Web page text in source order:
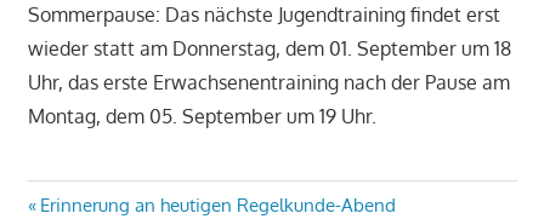
Sommerpause: Das nächste Jugendtraining findet erst
wieder statt am Donnerstag, dem 01. September um 18
Uhr, das erste Erwachsenentraining nach der Pause am
Montag, dem 05. September um 19 Uhr.
Vorheriger
Erinnerung an heutigen Regelkunde-Abend